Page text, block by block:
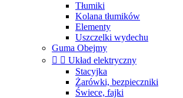
Tłumiki
Kolana tłumików
Elementy
Uszczelki wydechu
Guma Obejmy
  Układ elektryczny
Stacyjka
Żarówki, bezpieczniki
Świece, fajki